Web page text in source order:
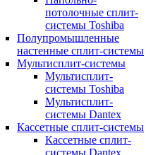
потолочные сплит-
системы Toshiba
Полупромышленные
настенные сплит-системы
Мультисплит-системы
Мультисплит-
системы Toshiba
Мультисплит-
системы Dantex
Кассетные сплит-системы
Кассетные сплит-
системы Dantex